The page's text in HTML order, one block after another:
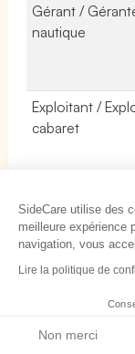
Gérant /
nautique
Exploitant /
cabaret
Exploitant /
karting
Gestionnaire
SideCare utilise des
meilleure expérience
navigation, vous
Lire la politique de
Non merci